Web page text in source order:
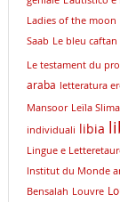
Ladies of the moon
Saab Le bleu caftan
Le testament du
araba letteratura
Mansoor Leïla
individuali libia
Lingue e
lnstitut du Monde
Bensalah Louvre